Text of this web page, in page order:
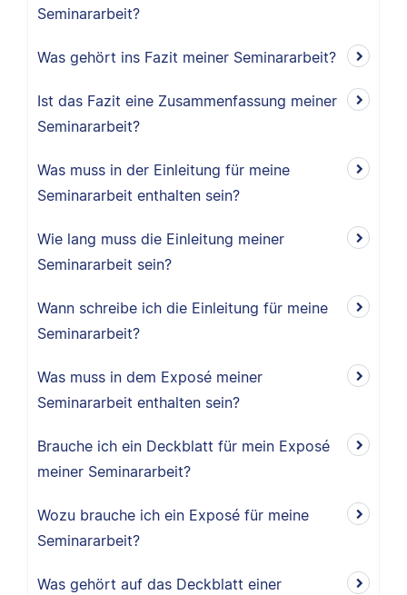
Seminararbeit?
Was gehört ins Fazit meiner Seminararbeit?
Ist das Fazit eine Zusammenfassung meiner
Seminararbeit?
Was muss in der Einleitung für meine
Seminararbeit enthalten sein?
Wie lang muss die Einleitung meiner
Seminararbeit sein?
Wann schreibe ich die Einleitung für meine
Seminararbeit?
Was muss in dem Exposé meiner
Seminararbeit enthalten sein?
Brauche ich ein Deckblatt für mein Exposé
meiner Seminararbeit?
Wozu brauche ich ein Exposé für meine
Seminararbeit?
Was gehört auf das Deckblatt einer